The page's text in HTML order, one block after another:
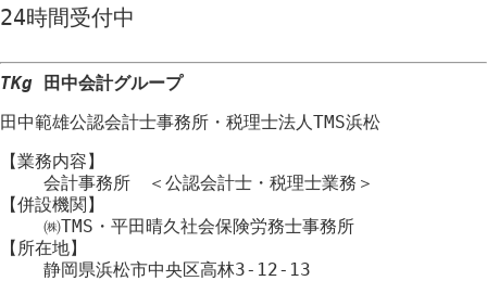
24時間受付中
TKg 田中会計グループ
田中範雄公認会計士事務所 ・ 税理士法人TMS浜松
【業務内容】
会計事務所 ＜公認会計士・税理士業務＞
【併設機関】
㈱TMS・平田晴久社会保険労務士事務所
【所在地】
静岡県浜松市中央区高林3-12-13